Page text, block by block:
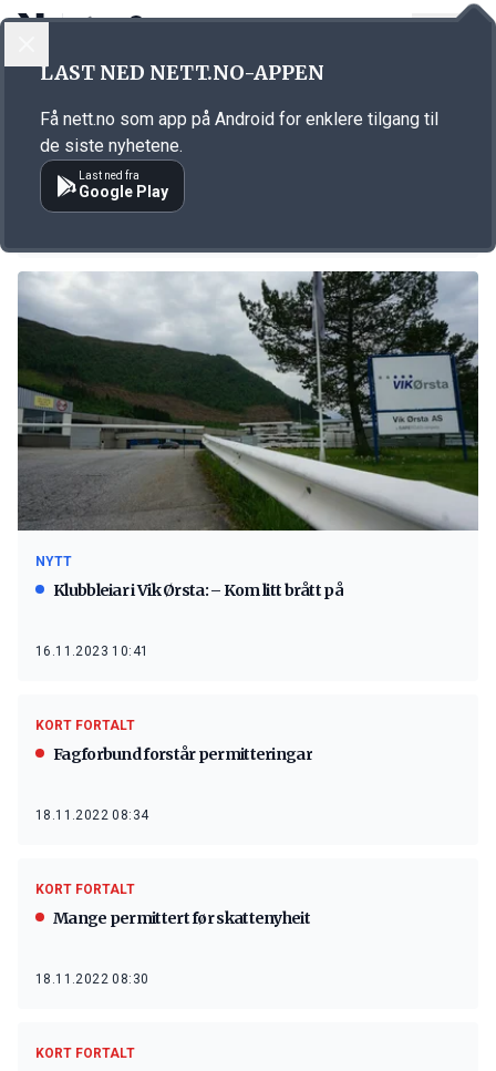
Emne: permittering
KORT FORTALT
10 av kring 70 tilbake hos Ekornes
NYTT
Klubbleiar i Vik Ørsta: – Kom litt brått på
16.11.2023 10:41
KORT FORTALT
Fagforbund forstår permitteringar
18.11.2022 08:34
KORT FORTALT
Mange permittert før skattenyheit
18.11.2022 08:30
KORT FORTALT
LAST NED NETT.NO-APPEN
Få nett.no som app på Android for enklere tilgang til
de siste nyhetene.
Last ned fra
Google Play